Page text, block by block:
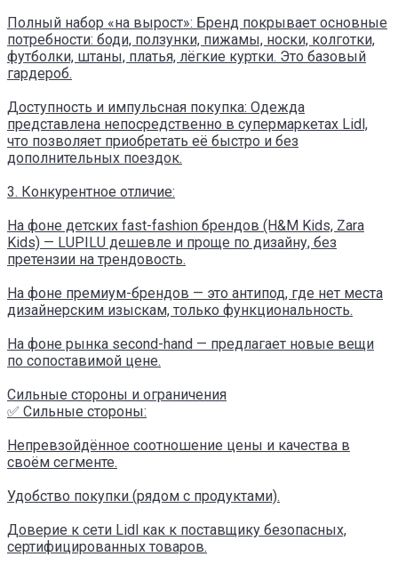
Полный набор «на вырост»: Бренд покрывает основные
потребности: боди, ползунки, пижамы, носки, колготки,
футболки, штаны, платья, лёгкие куртки. Это базовый
гардероб.
Доступность и импульсная покупка: Одежда
представлена непосредственно в супермаркетах Lidl,
что позволяет приобретать её быстро и без
дополнительных поездок.
3. Конкурентное отличие:
На фоне детских fast-fashion брендов (H&M Kids, Zara
Kids) — LUPILU дешевле и проще по дизайну, без
претензии на трендовость.
На фоне премиум-брендов — это антипод, где нет места
дизайнерским изыскам, только функциональность.
На фоне рынка second-hand — предлагает новые вещи
по сопоставимой цене.
Сильные стороны и ограничения
✅ Сильные стороны:
Непревзойдённое соотношение цены и качества в
своём сегменте.
Удобство покупки (рядом с продуктами).
Доверие к сети Lidl как к поставщику безопасных,
сертифицированных товаров.